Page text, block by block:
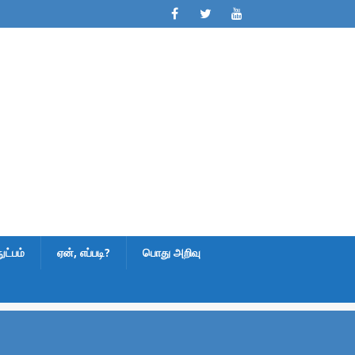
ஏன், எப்படி? பொது அறிவு